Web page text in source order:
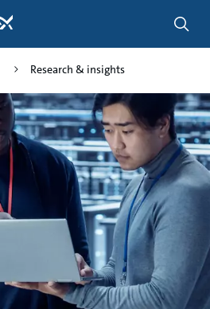
Research & insights